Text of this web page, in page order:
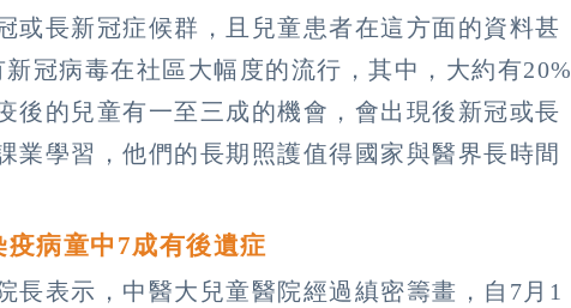
或長新冠症候群，且兒童患者在這方面的資料甚
冠病毒在社區大幅度的流行，其中，大約有20%
後的兒童有一至三成的機會，會出現後新冠或長
業學習，他們的長期照護值得國家與醫界長時間
病童中7成有後遺症
長表示，中醫大兒童醫院經過縝密籌畫，自7月1